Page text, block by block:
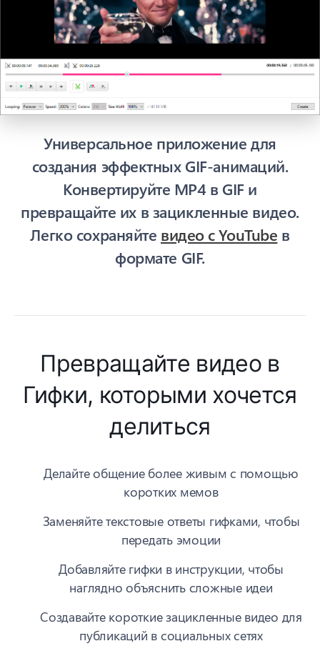
Универсальное приложение для
создания эффектных GIF-анимаций.
Конвертируйте MP4 в GIF и
превращайте их в зацикленные видео.
Легко сохраняйте видео с YouTube в
формате GIF.
Превращайте видео в
Гифки, которыми хочется
делиться
Делайте общение более живым с помощью
коротких мемов
Заменяйте текстовые ответы гифками, чтобы
передать эмоции
Добавляйте гифки в инструкции, чтобы
наглядно объяснить сложные идеи
Создавайте короткие зацикленные видео для
публикаций в социальных сетях